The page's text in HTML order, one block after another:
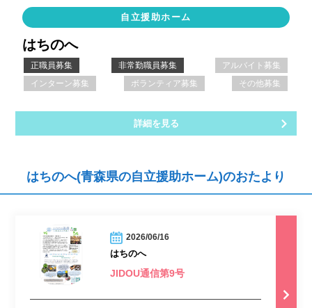
自立援助ホーム
はちのへ
正職員募集 非常勤職員募集
アルバイト募集
インターン募集
ボランティア募集 その他募集
詳細を見る
はちのへ(青森県の自立援助ホーム)のおたより
2026/06/16
はちのへ
JIDOU通信第9号